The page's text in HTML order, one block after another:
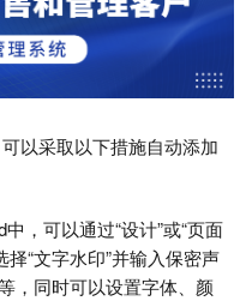
以采取以下措施自动添加
，可以通过“设计”或“页面
择“文字水印”并输入保密声
，同时可以设置字体、颜